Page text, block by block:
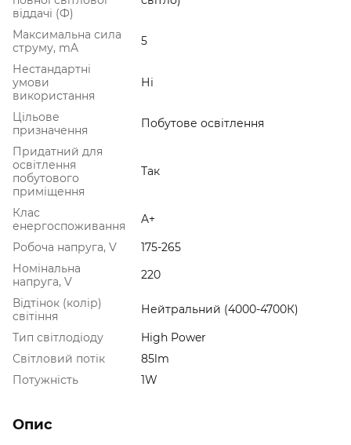
віддачі (Ф)
Максимальна сила
струму, mA
5
Нестандартні
умови
використання
Ні
Цільове
призначення
Побутове освітлення
Придатний для
освітлення
побутового
приміщення
Так
Клас
енергоспоживання
A+
Робоча напруга, V
175-265
Номінальна
напруга, V
220
Відтінок (колір)
світіння
Нейтральний (4000-4700К)
Тип світлодіоду
High Power
Світловий потік
85lm
Потужність
1W
Опис